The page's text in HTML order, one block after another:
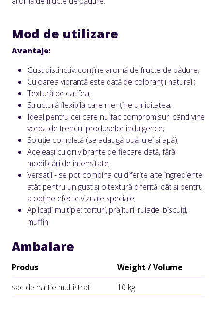
Mod de utilizare
Avantaje:
Gust distinctiv: conține aromă de fructe de pădure;
Culoarea vibrantă este dată de coloranții naturali;
Textură de catifea;
Structură flexibilă care menține umiditatea;
Ideal pentru cei care nu fac compromisuri când vine
vorba de trendul produselor indulgence;
Soluție completă (se adaugă ouă, ulei și apă);
Aceleași culori vibrante de fiecare dată, fără
modificări de intensitate;
Versatil - se pot combina cu diferite alte ingrediente
atât pentru un gust și o textură diferită, cât și pentru
a obține efecte vizuale speciale;
Aplicații multiple: torturi, prăjituri, rulade, biscuiți,
muffin.
Ambalare
Produs
Weight / Volume
sac de hartie multistrat
10 kg